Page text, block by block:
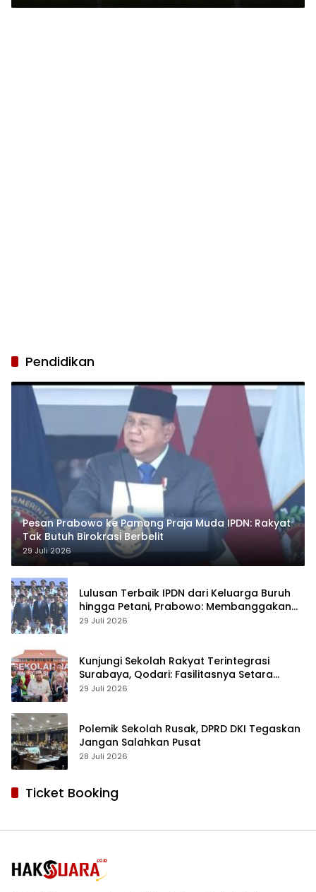
Pendidikan
Pesan Prabowo ke Pamong Praja Muda IPDN: Rakyat
Tak Butuh Birokrasi Berbelit
29 Juli 2026
Lulusan Terbaik IPDN dari Keluarga Buruh
hingga Petani, Prabowo: Membanggakan
Hati Saya
29 Juli 2026
Kunjungi Sekolah Rakyat Terintegrasi
Surabaya, Qodari: Fasilitasnya Setara
Sekolah Swasta Terbaik
29 Juli 2026
Polemik Sekolah Rusak, DPRD DKI Tegaskan
Jangan Salahkan Pusat
28 Juli 2026
Ticket Booking